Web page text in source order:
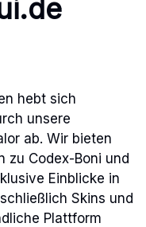
hebt sich
unsere
ab. Wir bieten
zu Codex-Boni und
Einblicke in
Skins und
Plattform